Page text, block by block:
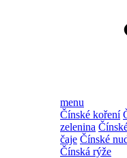
menu
Čínské koření
zelenina
čaje Čínské
Čínská rýže